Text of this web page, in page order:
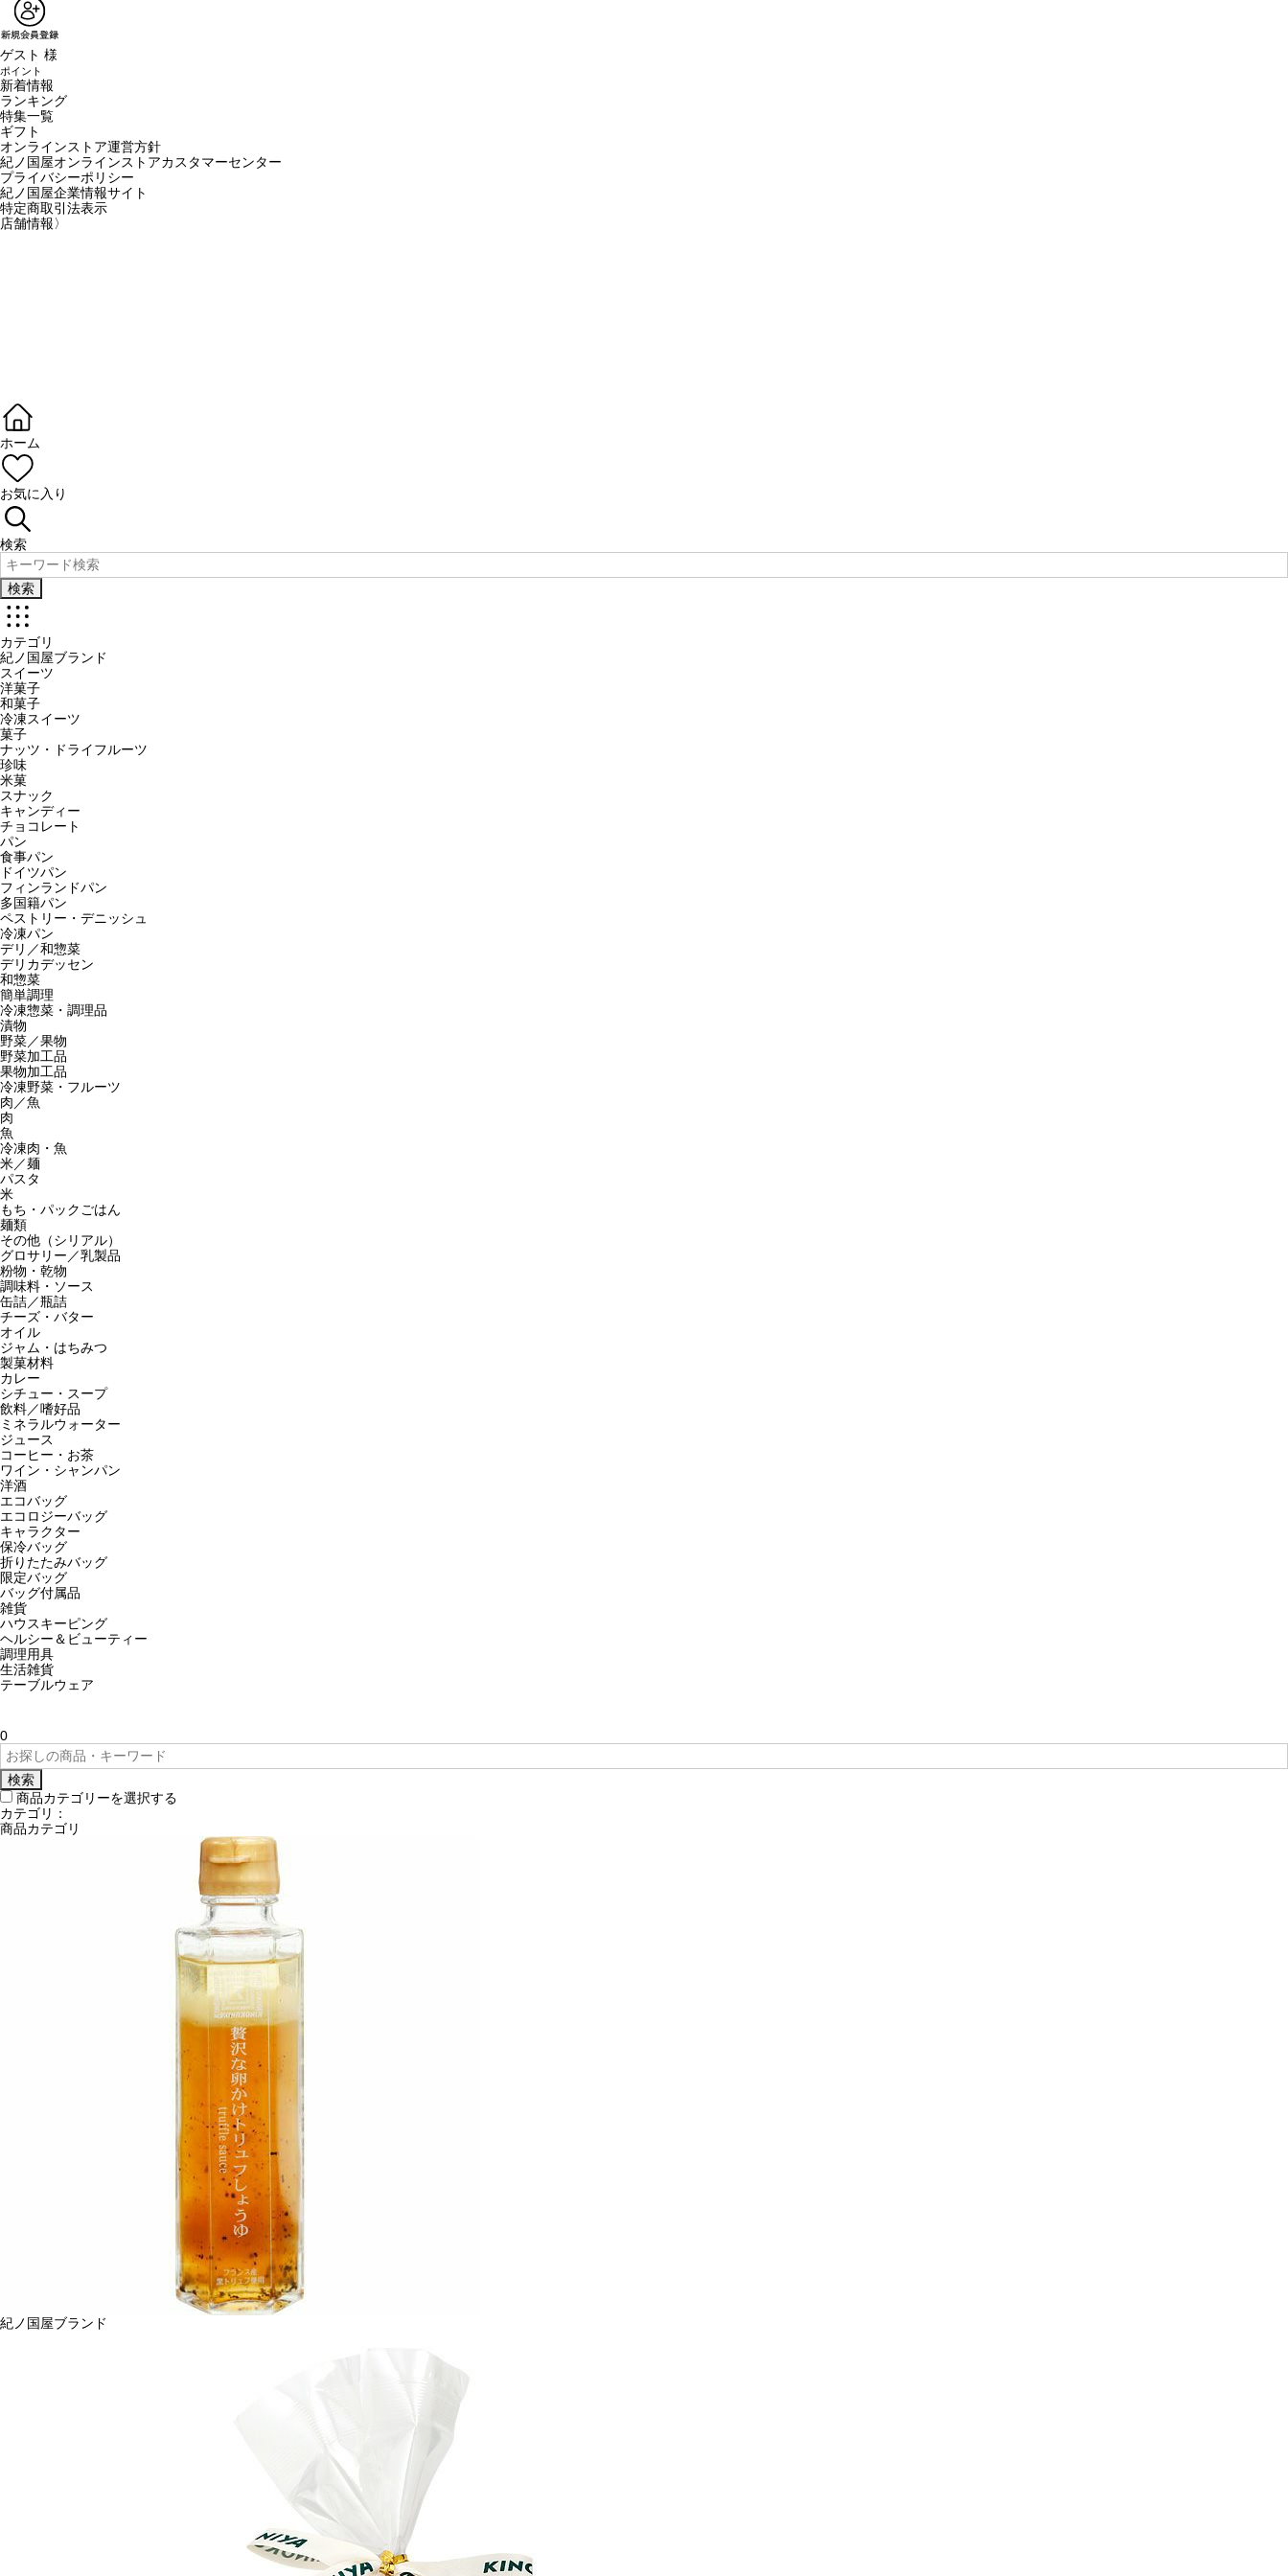
ゲスト 様
ポイント
新着情報
ランキング
特集一覧
ギフト
オンラインストア運営方針
紀ノ国屋オンラインストアカスタマーセンター
プライバシーポリシー
紀ノ国屋企業情報サイト
特定商取引法表示
店舗情報〉
ホーム
お気に入り
検索
検索
カテゴリ
紀ノ国屋ブランド
スイーツ
洋菓子
和菓子
冷凍スイーツ
菓子
ナッツ・ドライフルーツ
珍味
米菓
スナック
キャンディー
チョコレート
パン
食事パン
ドイツパン
フィンランドパン
多国籍パン
ペストリー・デニッシュ
冷凍パン
デリ／和惣菜
デリカデッセン
和惣菜
簡単調理
冷凍惣菜・調理品
漬物
野菜／果物
野菜加工品
果物加工品
冷凍野菜・フルーツ
肉／魚
肉
魚
冷凍肉・魚
米／麺
パスタ
米
もち・パックごはん
麺類
その他（シリアル）
グロサリー／乳製品
粉物・乾物
調味料・ソース
缶詰／瓶詰
チーズ・バター
オイル
ジャム・はちみつ
製菓材料
カレー
シチュー・スープ
飲料／嗜好品
ミネラルウォーター
ジュース
コーヒー・お茶
ワイン・シャンパン
洋酒
エコバッグ
エコロジーバッグ
キャラクター
保冷バッグ
折りたたみバッグ
限定バッグ
バッグ付属品
雑貨
ハウスキーピング
ヘルシー＆ビューティー
調理用具
生活雑貨
テーブルウェア
0
検索
商品カテゴリーを選択する
カテゴリ：
商品カテゴリ
紀ノ国屋ブランド